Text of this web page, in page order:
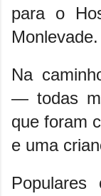
para o
Monlevade.
Na
— todas
que foram
e uma
Populares